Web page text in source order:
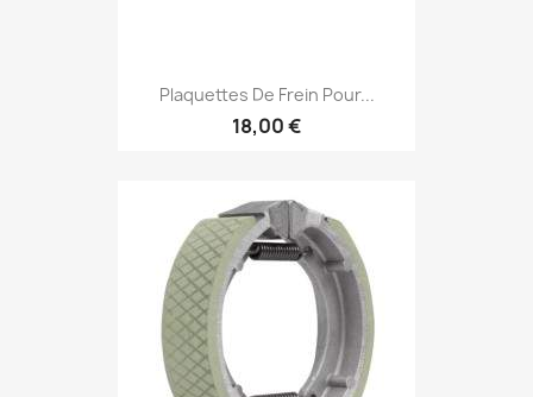
Plaquettes De Frein Pour...
18,00 €